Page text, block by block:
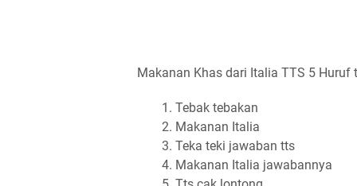
Makanan Khas dari Italia TTS 5 Huruf
Tebak tebakan
Makanan Italia
Teka teki jawaban tts
Makanan Italia jawabannya